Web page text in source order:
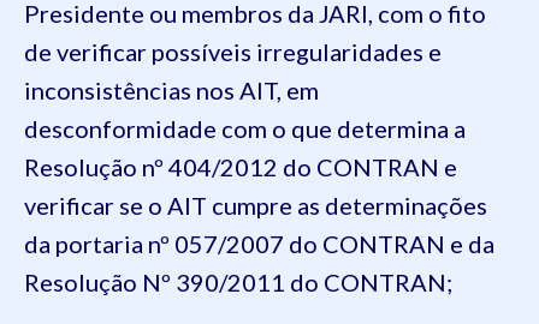
Presidente ou membros da JARI, com o fito
de verificar possíveis irregularidades e
inconsistências nos AIT, em
desconformidade com o que determina a
Resolução nº 404/2012 do CONTRAN e
verificar se o AIT cumpre as determinações
da portaria nº 057/2007 do CONTRAN e da
Resolução Nº 390/2011 do CONTRAN;